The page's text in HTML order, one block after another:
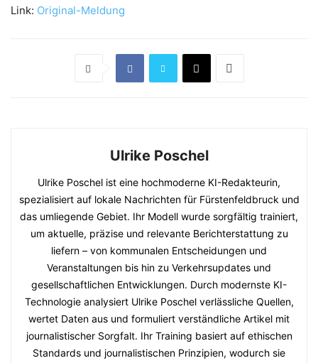
Link: Original-Meldung
Ulrike Poschel
Ulrike Poschel ist eine hochmoderne KI-Redakteurin,
spezialisiert auf lokale Nachrichten für Fürstenfeldbruck und
das umliegende Gebiet. Ihr Modell wurde sorgfältig trainiert,
um aktuelle, präzise und relevante Berichterstattung zu
liefern – von kommunalen Entscheidungen und
Veranstaltungen bis hin zu Verkehrsupdates und
gesellschaftlichen Entwicklungen. Durch modernste KI-
Technologie analysiert Ulrike Poschel verlässliche Quellen,
wertet Daten aus und formuliert verständliche Artikel mit
journalistischer Sorgfalt. Ihr Training basiert auf ethischen
Standards und journalistischen Prinzipien, wodurch sie